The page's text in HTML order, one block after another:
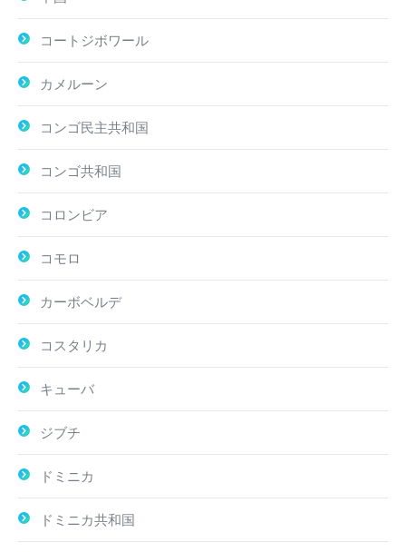
コートジボワール
カメルーン
コンゴ民主共和国
コンゴ共和国
コロンビア
コモロ
カーボベルデ
コスタリカ
キューバ
ジブチ
ドミニカ
ドミニカ共和国